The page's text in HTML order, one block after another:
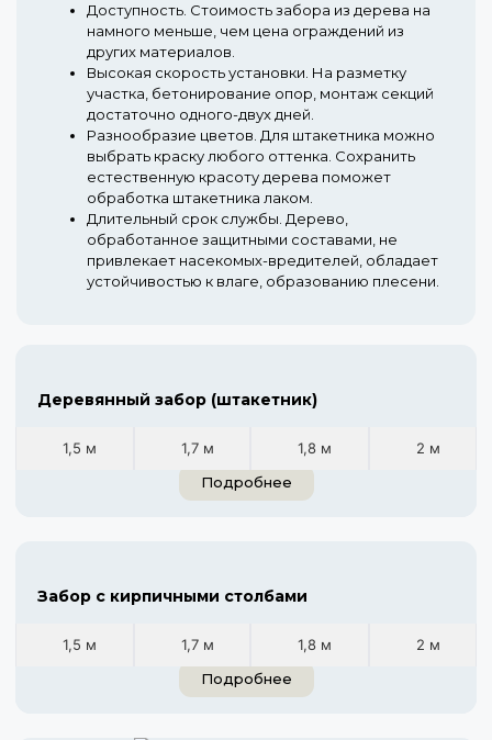
Доступность. Стоимость забора из дерева на
намного меньше, чем цена ограждений из
других материалов.
Высокая скорость установки. На разметку
участка, бетонирование опор, монтаж секций
достаточно одного-двух дней.
Разнообразие цветов. Для штакетника можно
выбрать краску любого оттенка. Сохранить
естественную красоту дерева поможет
обработка штакетника лаком.
Длительный срок службы. Дерево,
обработанное защитными составами, не
привлекает насекомых-вредителей, обладает
устойчивостью к влаге, образованию плесени.
Деревянный забор (штакетник)
1,5 м 1,7 м 1,8 м
2 м
Подробнее
Забор с кирпичными столбами
1,5 м 1,7 м 1,8 м
2 м
Подробнее